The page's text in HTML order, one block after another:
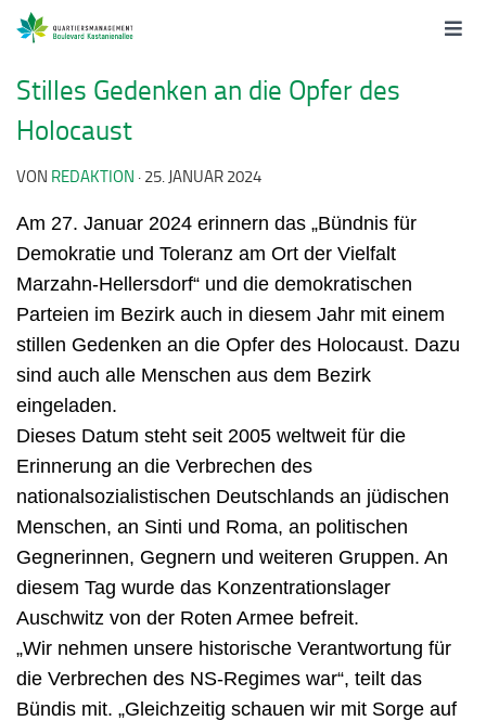
Stilles Gedenken an die Opfer des
Holocaust
VON REDAKTION · 25. JANUAR 2024
Am 27. Januar 2024 erinnern das „Bündnis für
Demokratie und Toleranz am Ort der Vielfalt
Marzahn-Hellersdorf“ und die demokratischen
Parteien im Bezirk auch in diesem Jahr mit einem
stillen Gedenken an die Opfer des Holocaust. Dazu
sind auch alle Menschen aus dem Bezirk
eingeladen.
Dieses Datum steht seit 2005 weltweit für die
Erinnerung an die Verbrechen des
nationalsozialistischen Deutschlands an jüdischen
Menschen, an Sinti und Roma, an politischen
Gegnerinnen, Gegnern und weiteren Gruppen. An
diesem Tag wurde das Konzentrationslager
Auschwitz von der Roten Armee befreit.
„Wir nehmen unsere historische Verantwortung für
die Verbrechen des NS-Regimes war“, teilt das
Bündis mit. „Gleichzeitig schauen wir mit Sorge auf